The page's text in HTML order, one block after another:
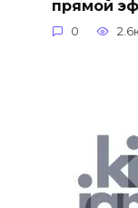
прямой
0